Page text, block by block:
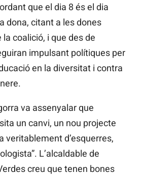
que el dia 8 és el dia
dona, citant a les dones
coalició, i que des de
impulsant polítiques per
en la diversitat i contra
va assenyalar que
un canvi, un nou projecte
veritablement d’esquerres,
L’alcaldable de
creu que tenen bones